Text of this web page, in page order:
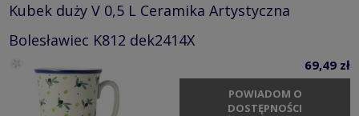
Kubek duży V 0,5 L Ceramika Artystyczna
Bolesławiec K812 dek2414X
69,49 zł
POWIADOM O
DOSTĘPNOŚCI